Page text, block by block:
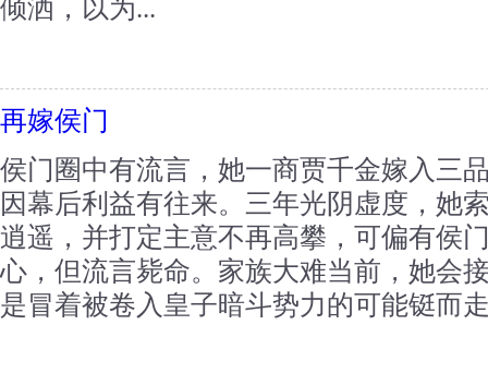
倾洒，以为...
再嫁侯门
侯门圈中有流言，她一商贾千金嫁入三
因幕后利益有往来。三年光阴虚度，她
逍遥，并打定主意不再高攀，可偏有侯
心，但流言毙命。家族大难当前，她会
是冒着被卷入皇子暗斗势力的可能铤而